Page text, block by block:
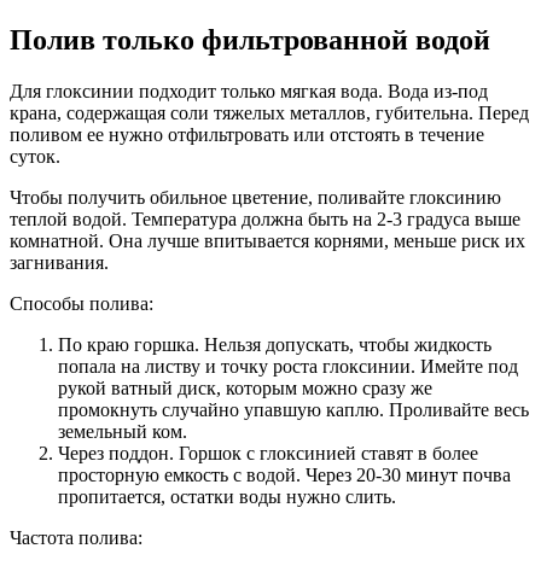
Полив только фильтрованной водой
Для глоксинии подходит только мягкая вода. Вода из-под
крана, содержащая соли тяжелых металлов, губительна. Перед
поливом ее нужно отфильтровать или отстоять в течение
суток.
Чтобы получить обильное цветение, поливайте глоксинию
теплой водой. Температура должна быть на 2-3 градуса выше
комнатной. Она лучше впитывается корнями, меньше риск их
загнивания.
Способы полива:
По краю горшка. Нельзя допускать, чтобы жидкость
попала на листву и точку роста глоксинии. Имейте под
рукой ватный диск, которым можно сразу же
промокнуть случайно упавшую каплю. Проливайте весь
земельный ком.
Через поддон. Горшок с глоксинией ставят в более
просторную емкость с водой. Через 20-30 минут почва
пропитается, остатки воды нужно слить.
Частота полива: